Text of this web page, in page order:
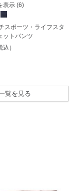
表示 (6)
スポーツ・ライフスタ
ットパンツ
込）
覧を見る